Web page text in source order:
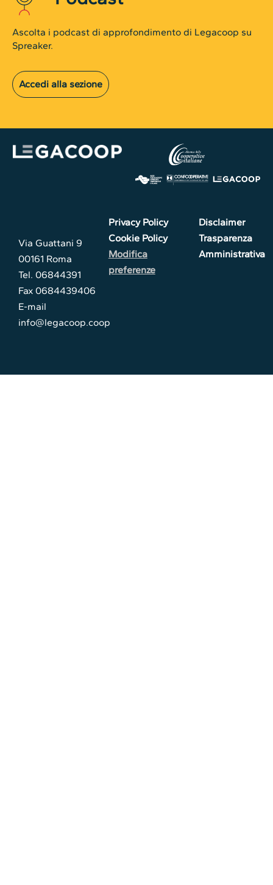
Ascolta i podcast di approfondimento di Legacoop su
Spreaker.
Accedi alla sezione
Via Guattani 9
00161 Roma
Tel. 06844391
Fax 0684439406
E-mail
info@legacoop.coop
Privacy Policy
Cookie Policy
Modifica
preferenze
Disclaimer
Trasparenza
Amministrativa